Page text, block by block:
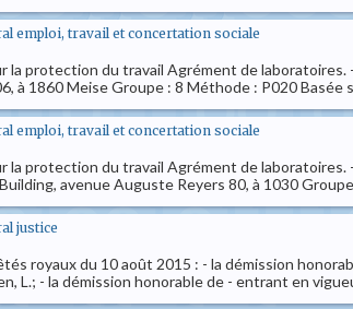
emploi, travail et concertation sociale
la protection du travail Agrément de
à 1860 Meise Groupe : 8 Méthode : P020
emploi, travail et concertation sociale
la protection du travail Agrément de
avenue Auguste Reyers 80, à 1030
justice
royaux du 10 août 2015 : - la démission
L.; - la démission honorable de - entrant en